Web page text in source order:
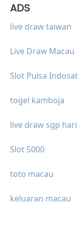
ADS
live draw taiwan
Live Draw Macau
Slot Pulsa Indosat
togel kamboja
live draw sgp hari
Slot 5000
toto macau
keluaran macau